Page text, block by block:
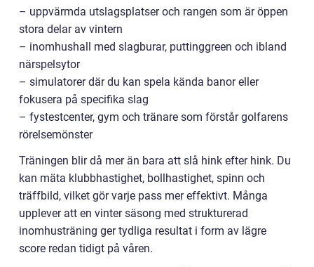
– uppvärmda utslagsplatser och rangen som är öppen
stora delar av vintern
– inomhushall med slagburar, puttinggreen och ibland
närspelsytor
– simulatorer där du kan spela kända banor eller
fokusera på specifika slag
– fystestcenter, gym och tränare som förstår golfarens
rörelsemönster
Träningen blir då mer än bara att slå hink efter hink. Du
kan mäta klubbhastighet, bollhastighet, spinn och
träffbild, vilket gör varje pass mer effektivt. Många
upplever att en vinter säsong med strukturerad
inomhusträning ger tydliga resultat i form av lägre
score redan tidigt på våren.